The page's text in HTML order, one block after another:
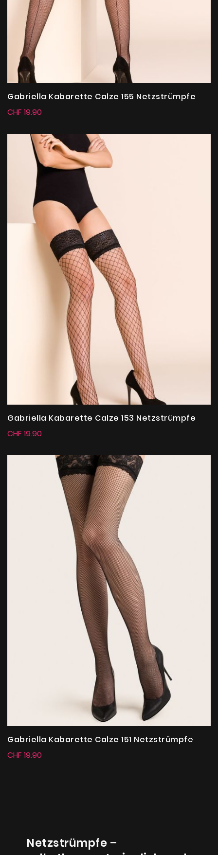
Gabriella Kabarette Calze 155 Netzstrümpfe
CHF 19.90
Gabriella Kabarette Calze 153 Netzstrümpfe
CHF 19.90
Gabriella Kabarette Calze 151 Netzstrümpfe
CHF 19.90
Netzstrümpfe –